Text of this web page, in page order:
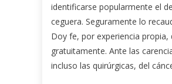
identificarse popularmente el
ceguera. Seguramente lo
Doy fe, por experiencia
gratuitamente. Ante las
incluso las quirúrgicas, del